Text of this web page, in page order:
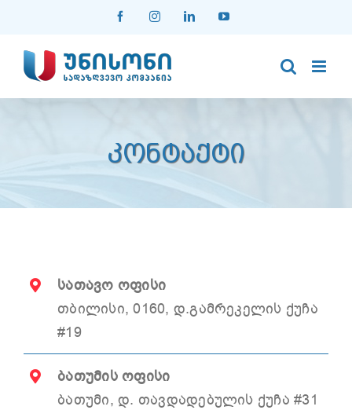
content
FacebookInstagramLinkedInYouTube
ᲙᲝᲜᲢᲐᲥᲢᲘ
სათავო ოფისი
თბილისი, 0160, დ.გამრეკელის ქუჩა
#19
ბათუმის ოფისი
ბათუმი, დ. თავდადებულის ქუჩა #31